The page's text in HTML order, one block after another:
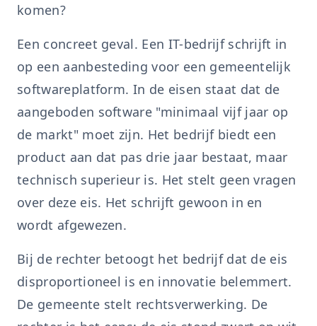
komen?
Een concreet geval. Een IT-bedrijf schrijft in
op een aanbesteding voor een gemeentelijk
softwareplatform. In de eisen staat dat de
aangeboden software "minimaal vijf jaar op
de markt" moet zijn. Het bedrijf biedt een
product aan dat pas drie jaar bestaat, maar
technisch superieur is. Het stelt geen vragen
over deze eis. Het schrijft gewoon in en
wordt afgewezen.
Bij de rechter betoogt het bedrijf dat de eis
disproportioneel is en innovatie belemmert.
De gemeente stelt rechtsverwerking. De